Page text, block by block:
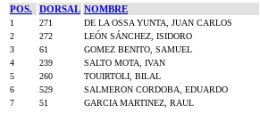
POS. DORSAL NOMBRE
1 271 DE LA OSSA YUNTA, JUAN CARLOS
2
272 LEÓN SÁNCHEZ, ISIDORO
3
61 GOMEZ BENITO, SAMUEL
4
239 SALTO MOTA, IVAN
5
260 TOUIRTOLI, BILAL
6
529 SALMERON CORDOBA, EDUARDO
7
51 GARCIA MARTINEZ, RAUL